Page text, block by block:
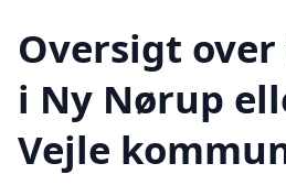
Oversigt
i Ny Nørup
Vejle